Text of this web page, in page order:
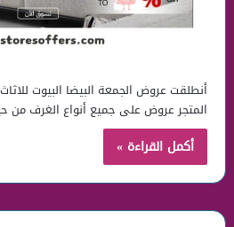
المتجر عروض على جميع أنواع الغرف
أكمل القراءة »